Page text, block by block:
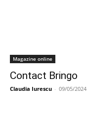
Magazine online
Contact Bringo
Claudia Iurescu - 09/05/2024